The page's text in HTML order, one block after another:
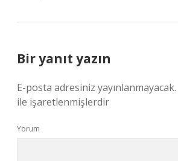
Bir yanıt yazın
E-posta adresiniz yayınlanmayacak.
ile işaretlenmişlerdir
Yorum